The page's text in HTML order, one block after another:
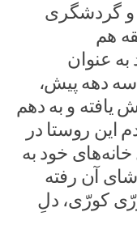
و گردشگری
هم
عنوان
سه دهه پیش،
یافته و به دهم
روستا در
خود به
آن رفته
کورّی، دلِ